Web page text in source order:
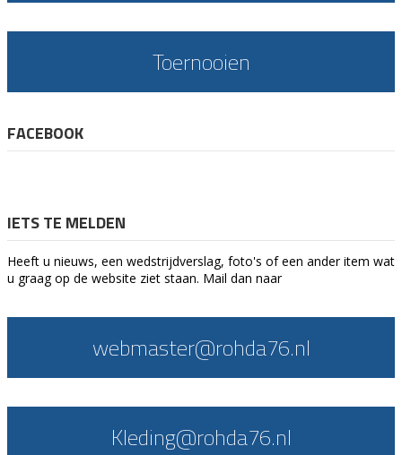
Toernooien
FACEBOOK
IETS TE MELDEN
Heeft u nieuws, een wedstrijdverslag, foto's of een ander item wat
u graag op de website ziet staan. Mail dan naar
webmaster@rohda76.nl
Kleding@rohda76.nl